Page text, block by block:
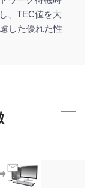
、TEC値を大
した優れた性